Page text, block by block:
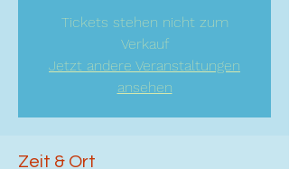
Tickets stehen nicht zum
Verkauf
Jetzt andere Veranstaltungen
ansehen
Zeit & Ort